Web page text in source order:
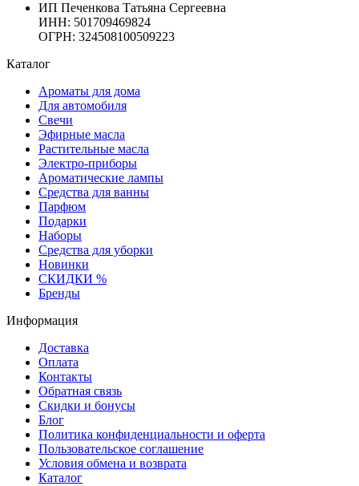
ИП Печенкова Татьяна Сергеевна
ИНН: 501709469824
ОГРН: 324508100509223
Каталог
Ароматы для дома
Для автомобиля
Свечи
Эфирные масла
Растительные масла
Электро-приборы
Ароматические лампы
Средства для ванны
Парфюм
Подарки
Наборы
Средства для уборки
Новинки
СКИДКИ %
Бренды
Информация
Доставка
Оплата
Контакты
Обратная связь
Скидки и бонусы
Блог
Политика конфиденциальности и оферта
Пользовательское соглашение
Условия обмена и возврата
Каталог